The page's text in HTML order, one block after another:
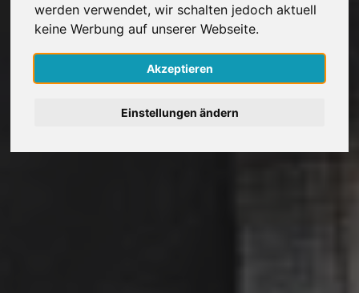
werden verwendet, wir schalten jedoch aktuell
keine Werbung auf unserer Webseite.
Akzeptieren
Einstellungen ändern
English
Nederlands